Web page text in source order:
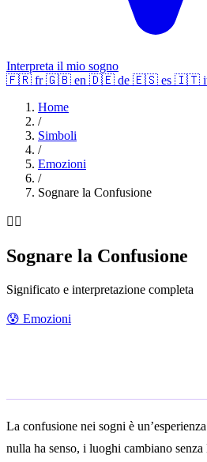
Interpreta il mio sogno
🇫🇷 fr 🇬🇧 en 🇩🇪 de 🇪🇸 es 🇮🇹
Home
/
Simboli
/
Emozioni
/
Sognare la Confusione
😵‍💫
Sognare la Confusione
Significato e interpretazione completa
😰 Emozioni
La confusione nei sogni è
nulla ha senso, i luoghi cambiano senza